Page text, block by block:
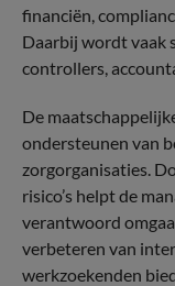
financiën,
Daarbij wordt vaak
controllers,
De
ondersteunen van
zorgorganisaties.
risico’s helpt de
verantwoord
verbeteren van
werkzoekenden